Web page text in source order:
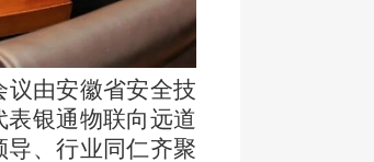
由安徽省安全技
银通物联向远道
、行业同仁齐聚